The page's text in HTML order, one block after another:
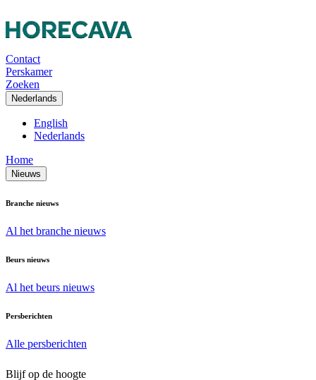
Contact
Perskamer
Zoeken
Nederlands
English
Nederlands
Home
Nieuws
Branche nieuws
Al het branche nieuws
Beurs nieuws
Al het beurs nieuws
Persberichten
Alle persberichten
Blijf op de hoogte